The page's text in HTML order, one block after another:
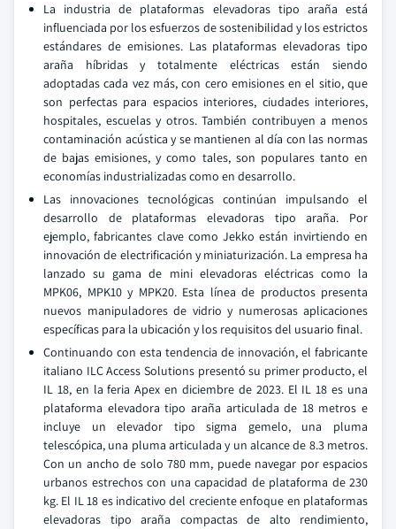
La industria de plataformas elevadoras tipo araña está
influenciada por los esfuerzos de sostenibilidad y los estrictos
estándares de emisiones. Las plataformas elevadoras tipo
araña híbridas y totalmente eléctricas están siendo
adoptadas cada vez más, con cero emisiones en el sitio, que
son perfectas para espacios interiores, ciudades interiores,
hospitales, escuelas y otros. También contribuyen a menos
contaminación acústica y se mantienen al día con las normas
de bajas emisiones, y como tales, son populares tanto en
economías industrializadas como en desarrollo.
Las innovaciones tecnológicas continúan impulsando el
desarrollo de plataformas elevadoras tipo araña. Por
ejemplo, fabricantes clave como Jekko están invirtiendo en
innovación de electrificación y miniaturización. La empresa ha
lanzado su gama de mini elevadoras eléctricas como la
MPK06, MPK10 y MPK20. Esta línea de productos presenta
nuevos manipuladores de vidrio y numerosas aplicaciones
específicas para la ubicación y los requisitos del usuario final.
Continuando con esta tendencia de innovación, el fabricante
italiano ILC Access Solutions presentó su primer producto, el
IL 18, en la feria Apex en diciembre de 2023. El IL 18 es una
plataforma elevadora tipo araña articulada de 18 metros e
incluye un elevador tipo sigma gemelo, una pluma
telescópica, una pluma articulada y un alcance de 8.3 metros.
Con un ancho de solo 780 mm, puede navegar por espacios
urbanos estrechos con una capacidad de plataforma de 230
kg. El IL 18 es indicativo del creciente enfoque en plataformas
elevadoras tipo araña compactas de alto rendimiento,